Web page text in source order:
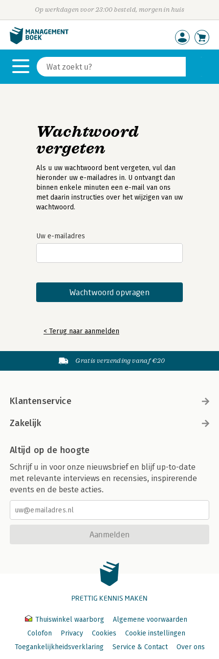
Op werkdagen voor 23:00 besteld, morgen in huis
Wachtwoord
vergeten
Als u uw wachtwoord bent vergeten, vul dan
hieronder uw e-mailadres in. U ontvangt dan
binnen enkele minuten een e-mail van ons
met daarin instructies over het wijzigen van uw
wachtwoord.
Uw e-mailadres
< Terug naar aanmelden
Gratis verzending vanaf €20
Klantenservice
Zakelijk
Altijd op de hoogte
Schrijf u in voor onze nieuwsbrief en blijf up-to-date
met relevante interviews en recensies, inspirerende
events en de beste acties.
Aanmelden
PRETTIG KENNIS MAKEN
Thuiswinkel waarborg
Algemene voorwaarden
Colofon
Privacy Cookies
Cookie instellingen
Toegankelijkheidsverklaring
Service & Contact Over ons